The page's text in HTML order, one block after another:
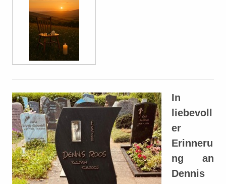
In
liebevoll
er
Erinneru
ng an
Dennis